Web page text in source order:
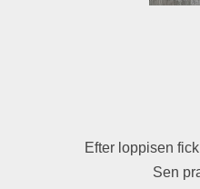
Efter loppisen
Sen